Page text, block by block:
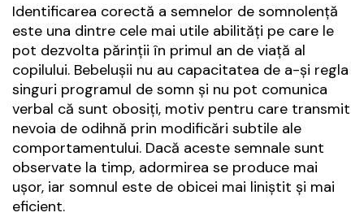
Identificarea corectă a semnelor de somnolență
este una dintre cele mai utile abilități pe care le
pot dezvolta părinții în primul an de viață al
copilului. Bebelușii nu au capacitatea de a-și regla
singuri programul de somn și nu pot comunica
verbal că sunt obosiți, motiv pentru care transmit
nevoia de odihnă prin modificări subtile ale
comportamentului. Dacă aceste semnale sunt
observate la timp, adormirea se produce mai
ușor, iar somnul este de obicei mai liniștit și mai
eficient.